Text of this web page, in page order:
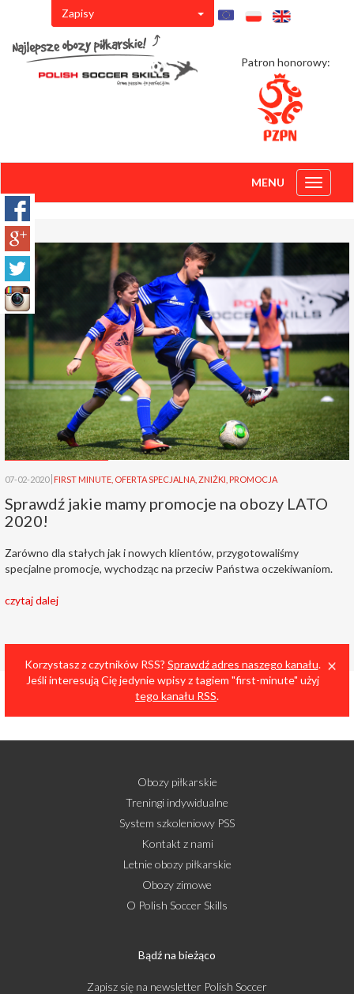
Zapisy
Patron honorowy:
Toggle
MENU
07-02-2020 FIRST MINUTE OFERTA SPECJALNA ZNIŻKI PROMOCJA
Sprawdź jakie mamy promocje na obozy LATO
2020!
Zarówno dla stałych jak i nowych klientów, przygotowaliśmy
specjalne promocje, wychodząc na przeciw Państwa oczekiwaniom.
czytaj dalej
×
Korzystasz z czytników RSS? Sprawdź adres naszego kanału.
Jeśli interesują Cię jedynie wpisy z tagiem "first-minute" użyj
tego kanału RSS.
Obozy piłkarskie
Treningi indywidualne
System szkoleniowy PSS
Kontakt z nami
Letnie obozy piłkarskie
Obozy zimowe
O Polish Soccer Skills
Bądź na bieżąco
Zapisz się na newsletter Polish Soccer